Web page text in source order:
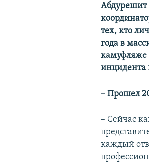
Абдурешит
тех, кто
года в
камуфляже
инцидента
– Прошел
– Сейчас
каждый